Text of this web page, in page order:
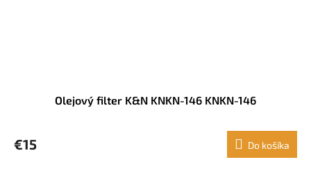
Olejový filter K&N KNKN-146 KNKN-146
€15 Do košíka